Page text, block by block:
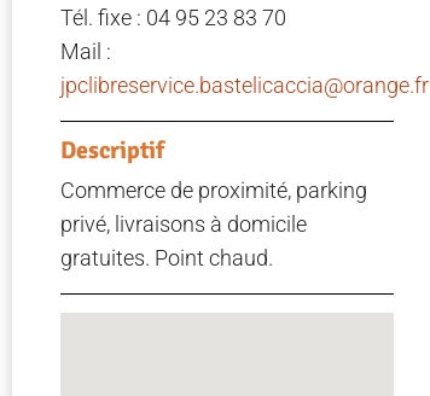
Tél. fixe : 04 95 23 83 70
Mail :
jpclibreservice.bastelicaccia@orange.fr
Descriptif
Commerce de proximité, parking
privé, livraisons à domicile
gratuites. Point chaud.